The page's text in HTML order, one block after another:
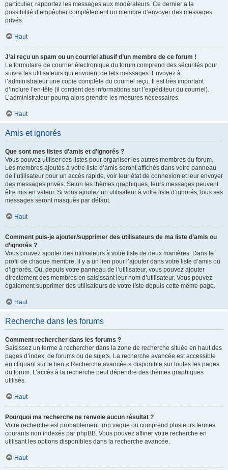
particulier, rapportez les messages aux modérateurs. Ce dernier a la
possibilité d’empêcher complètement un membre d’envoyer des messages
privés.
Haut
J’ai reçu un spam ou un courriel abusif d’un membre de ce forum !
Le formulaire de courrier électronique du forum comprend des sécurités pour
suivre les utilisateurs qui envoient de tels messages. Envoyez à
l’administrateur une copie complète du courriel reçu. Il est très important
d’inclure l’en-tête (il contient des informations sur l’expéditeur du courriel).
L’administrateur pourra alors prendre les mesures nécessaires.
Haut
Amis et ignorés
Que sont mes listes d’amis et d’ignorés ?
Vous pouvez utiliser ces listes pour organiser les autres membres du forum.
Les membres ajoutés à votre liste d’amis seront affichés dans votre panneau
de l’utilisateur pour un accès rapide, voir leur état de connexion et leur envoyer
des messages privés. Selon les thèmes graphiques, leurs messages peuvent
être mis en valeur. Si vous ajoutez un utilisateur à votre liste d’ignorés, tous ses
messages seront masqués par défaut.
Haut
Comment puis-je ajouter/supprimer des utilisateurs de ma liste d’amis ou
d’ignorés ?
Vous pouvez ajouter des utilisateurs à votre liste de deux manières. Dans le
profil de chaque membre, il y a un lien pour l’ajouter dans votre liste d’amis ou
d’ignorés. Ou, depuis votre panneau de l’utilisateur, vous pouvez ajouter
directement des membres en saisissant leur nom d’utilisateur. Vous pouvez
également supprimer des utilisateurs de votre liste depuis cette même page.
Haut
Recherche dans les forums
Comment rechercher dans les forums ?
Saisissez un terme à rechercher dans la zone de recherche située en haut des
pages d’index, de forums ou de sujets. La recherche avancée est accessible
en cliquant sur le lien « Recherche avancée » disponible sur toutes les pages
du forum. L’accès à la recherche peut dépendre des thèmes graphiques
utilisés.
Haut
Pourquoi ma recherche ne renvoie aucun résultat ?
Votre recherche est probablement trop vague ou comprend plusieurs termes
courants non indexés par phpBB. Vous pouvez affiner votre recherche en
utilisant les options disponibles dans la recherche avancée.
Haut